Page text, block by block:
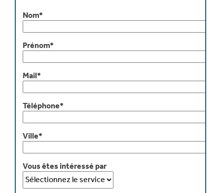
Nom*
Prénom*
Mail*
Téléphone*
Ville*
Vous êtes intéressé par